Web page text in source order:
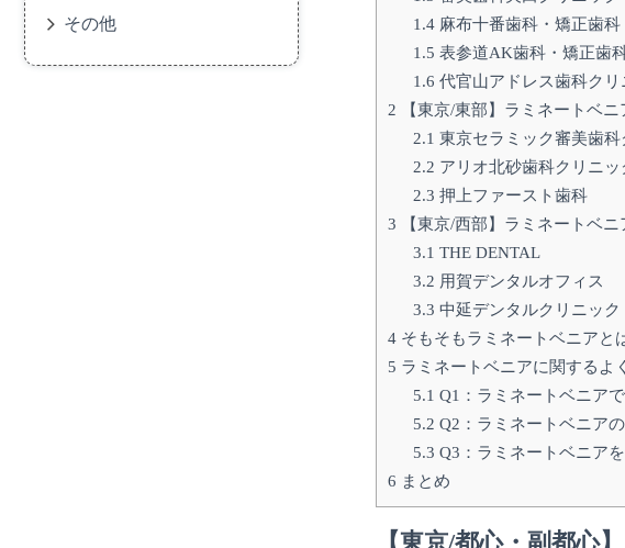
1.4麻布十番歯科・矯正歯科
1.5 表参道AK歯科・矯正歯
1.6 代官山アドレス歯科クリ
2 【東京/東部】ラミネートベ
2.1 東京セラミック審美歯科
2.2 アリオ北砂歯科クリニッ
2.3 押上ファースト歯科
3 【東京/西部】ラミネートベ
3.1 THE DENTAL
3.2 用賀デンタルオフィス
3.3 中延デンタルクリニック
4 そもそもラミネートベニアと
5 ラミネートベニアに関するよ
5.1 Q1：ラミネートベニア
5.2 Q2：ラミネートベニア
5.3 Q3：ラミネートベニア
6 まとめ
【東京/都心・副都心
その他